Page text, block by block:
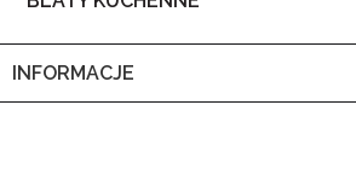
INFORMACJE